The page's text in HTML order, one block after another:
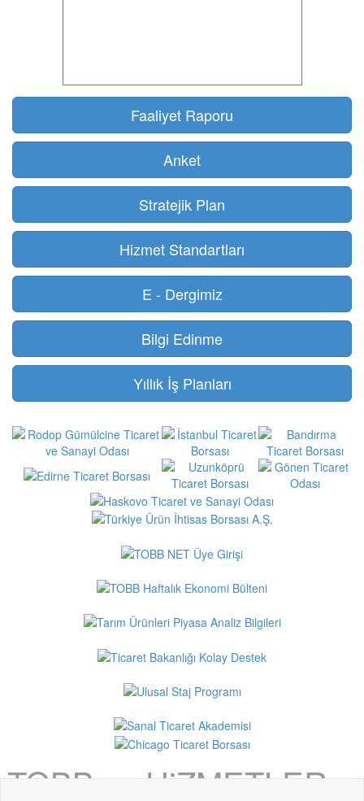
Faaliyet Raporu
Anket
Stratejik Plan
Hizmet Standartları
E - Dergimiz
Bilgi Edinme
Yıllık İş Planları
TOBB ve HiZMETLER